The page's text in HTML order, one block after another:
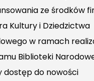
ze środków
Kultury i Dziedzictwa
w ramach
Biblioteki
dostęp do nowości